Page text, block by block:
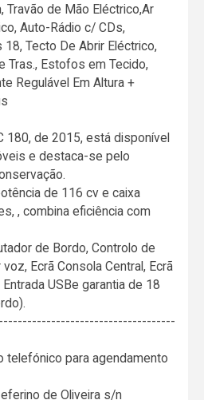
de Mão Eléctrico,Ar
Auto-Rádio c/ CDs,
Tecto De Abrir Eléctrico,
Tras., Estofos em Tecido,
Regulável Em Altura +
180, de 2015, está disponível
e destaca-se pelo
de 116 cv e caixa
, combina eficiência com
de Bordo, Controlo de
Ecrã Consola Central, Ecrã
USBe garantia de 18
telefónico para agendamento
de Oliveira s/n